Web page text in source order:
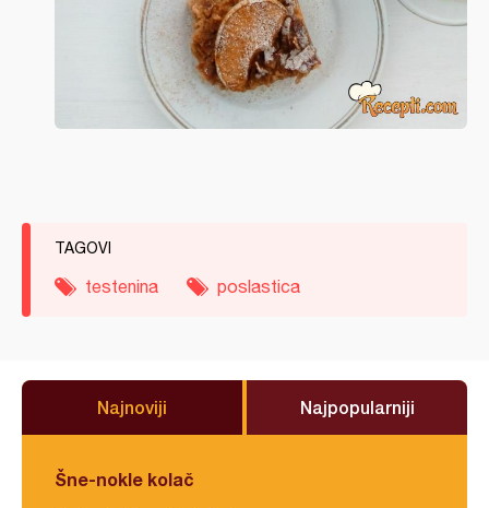
TAGOVI
testenina poslastica
Najnoviji Najpopularniji
Šne-nokle kolač